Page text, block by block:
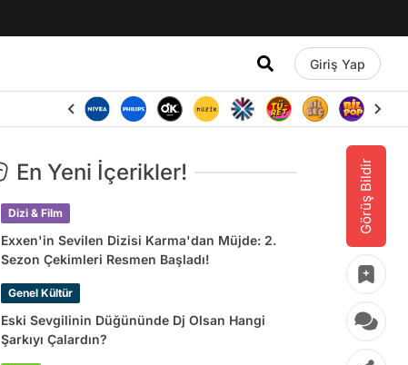
Giriş Yap
Görüş Bildir
En Yeni İçerikler!
Dizi & Film
Exxen'in Sevilen Dizisi Karma'dan Müjde: 2.
Sezon Çekimleri Resmen Başladı!
Genel Kültür
Eski Sevgilinin Düğününde Dj Olsan Hangi
Şarkıyı Çalardın?